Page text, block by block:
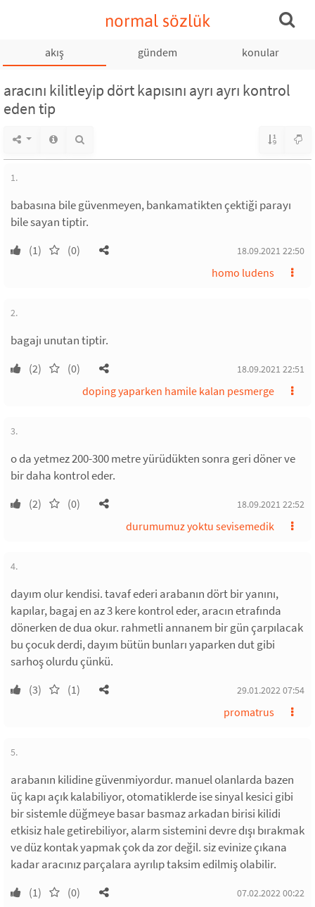
normal sözlük
akış gündem konular
aracını kilitleyip dört kapısını ayrı ayrı kontrol
eden tip
1.
babasına bile güvenmeyen, bankamatikten çektiği parayı
bile sayan tiptir.
(1) (0) 18.09.2021 22:50
homo ludens
2.
bagajı unutan tiptir.
(2) (0) 18.09.2021 22:51
doping yaparken hamile kalan pesmerge
3.
o da yetmez 200-300 metre yürüdükten sonra geri döner ve
bir daha kontrol eder.
(2) (0) 18.09.2021 22:52
durumumuz yoktu sevisemedik
4.
dayım olur kendisi. tavaf ederi arabanın dört bir yanını,
kapılar, bagaj en az 3 kere kontrol eder, aracın etrafında
dönerken de dua okur. rahmetli annanem bir gün çarpılacak
bu çocuk derdi, dayım bütün bunları yaparken dut gibi
sarhoş olurdu çünkü.
(3) (1) 29.01.2022 07:54
promatrus
5.
arabanın kilidine güvenmiyordur. manuel olanlarda bazen
üç kapı açık kalabiliyor, otomatiklerde ise sinyal kesici gibi
bir sistemle düğmeye basar basmaz arkadan birisi kilidi
etkisiz hale getirebiliyor, alarm sistemini devre dışı bırakmak
ve düz kontak yapmak çok da zor değil. siz evinize çıkana
kadar aracınız parçalara ayrılıp taksim edilmiş olabilir.
(1) (0) 07.02.2022 00:22